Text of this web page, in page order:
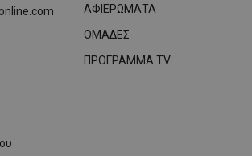
ΑΦΙΕΡΩΜΑΤΑ
ΟΜΑΔΕΣ
ΠΡΟΓΡΑΜΜΑ TV